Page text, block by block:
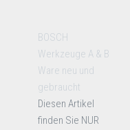
BOSCH
Werkzeuge A & B
Ware neu und
gebraucht
Diesen Artikel
finden Sie NUR